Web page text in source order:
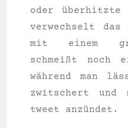
oder überhitzte
ver­wech­selt
mit einem
schmeißt noch
während man
zwit­schert und
tweet anzündet.